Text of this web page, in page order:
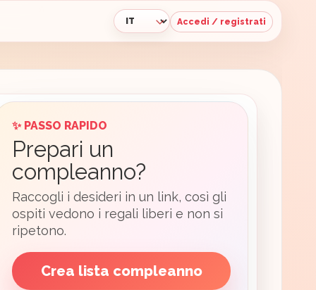
Lingua Accedi / registrati
✨ PASSO RAPIDO
Prepari un
compleanno?
Raccogli i desideri in un link, così gli
ospiti vedono i regali liberi e non si
ripetono.
Crea lista compleanno